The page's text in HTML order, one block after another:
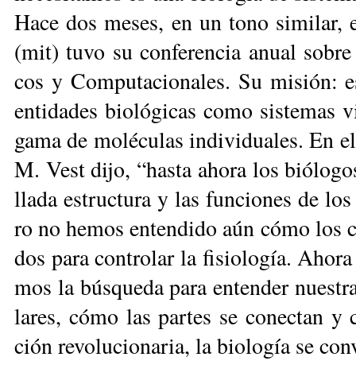
Ha­ce dos me­ses, en un to­no
(mit) tu­vo su con­fe­ren­cia anual
cos y Com­pu­ta­cio­na­les. Su mi­sión:
en­ti­da­des bio­ló­gi­cas co­mo
ga­ma de mo­lé­cu­las in­di­vi­dua­les. En
M. Vest di­jo, “has­ta aho­ra los
lla­da es­truc­tu­ra y las fun­cio­nes de
ro no he­mos en­ten­di­do aún có­mo
dos pa­ra con­tro­lar la fi­sio­lo­gía.
mos la bús­que­da pa­ra en­ten­der
la­res, có­mo las par­tes se co­nec­tan
ción re­vo­lu­cio­na­ria, la bio­lo­gía se